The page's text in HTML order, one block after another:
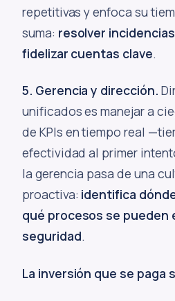
repetitivas y enfoca su
suma: resolver
fidelizar cuentas clave.
5. Gerencia y dirección.
unificados es manejar a
de KPIs en tiempo real
efectividad al primer
la gerencia pasa de una
proactiva: identifica
qué procesos se pueden
seguridad.
La inversión que se paga